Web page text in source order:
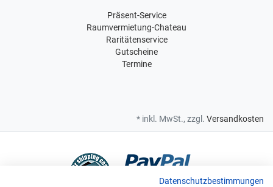
Präsent-Service
Raumvermietung-Chateau
Raritätenservice
Gutscheine
Termine
* inkl. MwSt., zzgl. Versandkosten
Datenschutzbestimmungen